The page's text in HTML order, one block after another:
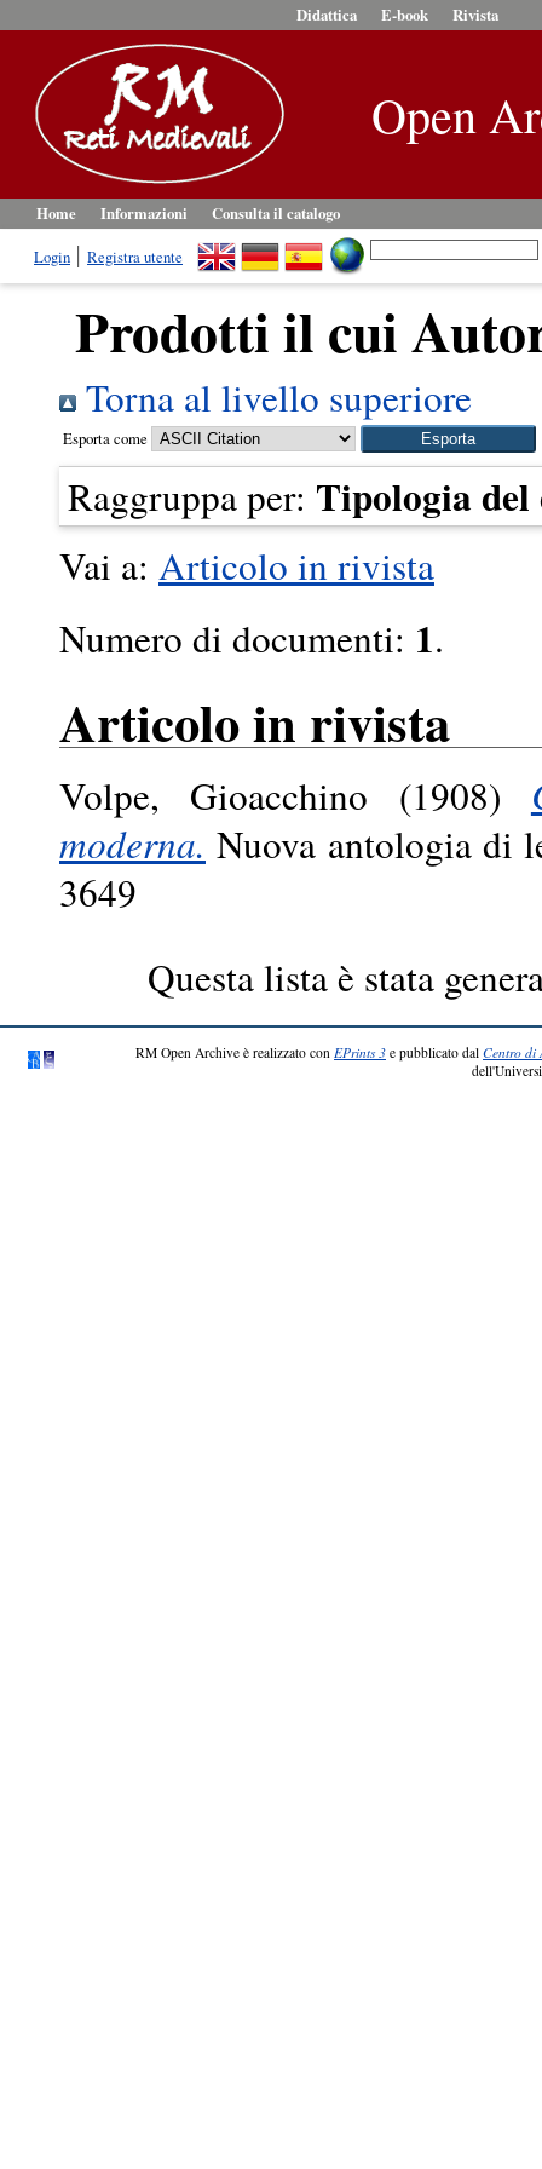
Didattica E-book Rivista
Open
Home Informazioni
Consulta il catalogo
Login
Registra utente
Prodotti il cui
Torna al livello superiore
Esporta come
Raggruppa per: Tipologia del
Vai a: Articolo in rivista
Numero di documenti: 1.
Articolo in rivista
Volpe, Gioacchino (1908)
moderna. Nuova antologia di
3649
Questa lista è stata
RM Open Archive è realizzato con EPrints 3 e pubblicato dal Centro di